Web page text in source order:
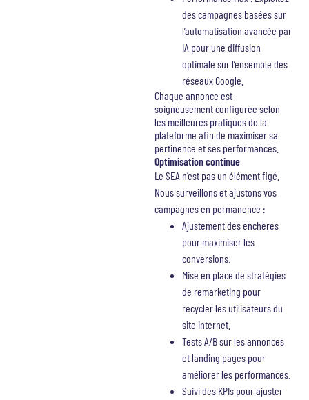
des campagnes basées sur
l’automatisation avancée par
IA pour une diffusion
optimale sur l’ensemble des
réseaux Google.
Chaque annonce est
soigneusement configurée selon
les meilleures pratiques de la
plateforme afin de maximiser sa
pertinence et ses performances.
Optimisation continue
Le SEA n’est pas un élément figé.
Nous surveillons et ajustons vos
campagnes en permanence :
Ajustement des enchères
pour maximiser les
conversions.
Mise en place de stratégies
de remarketing pour
recycler les utilisateurs du
site internet.
Tests A/B sur les annonces
et landing pages pour
améliorer les performances.
Suivi des KPIs pour ajuster